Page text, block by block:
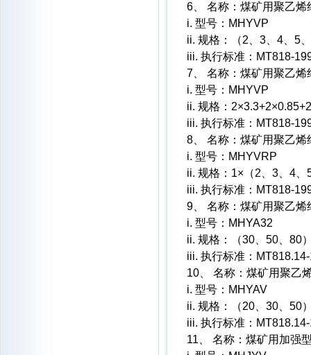
6、 名称：煤矿用聚乙
i. 型号：MHYVP
ii. 规格：（2、3、4、5
iii. 执行标准：MT818-
7、 名称：煤矿用聚乙
i. 型号：MHYVP
ii. 规格：
iii. 执行标准：MT818-
8、 名称：煤矿用聚乙
i. 型号：MHYVRP
ii. 规格：1×（2、3、4
iii. 执行标准：MT818-
9、 名称：煤矿用聚乙
i. 型号：MHYA32
ii. 规格：（30、50、80
iii. 执行标准：
10、 名称：煤矿用聚乙
i. 型号：MHYAV
ii. 规格：（20、30、50
iii. 执行标准：
11、 名称：煤矿用加强